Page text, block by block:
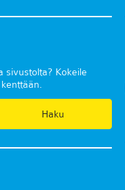
sivustolta? Kokeile